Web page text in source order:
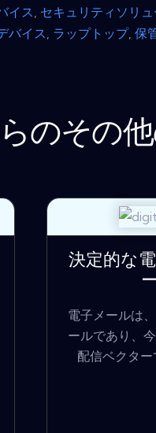
イス, セキュリティソリ
バイス, ラップトップ,保
のその
決定的な
電子メールは
ールであり、
配信ベクター